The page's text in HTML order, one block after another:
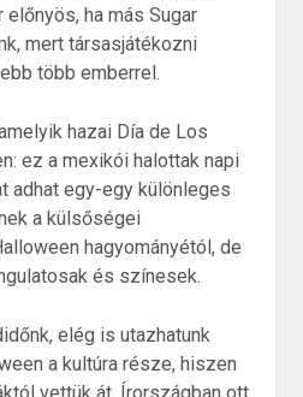
ha más Sugar
mert társasjátékozni
több emberrel.
hazai Día de Los
ez a mexikói halottak napi
adhat egy-egy különleges
a külsőségei
hagyományétól, de
és színesek.
elég is utazhatunk
a kultúra része, hiszen